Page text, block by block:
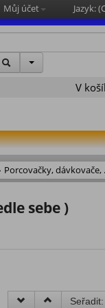
Můj účet Jazyk: (
V
Porcovačky, dávkovače,
sebe )